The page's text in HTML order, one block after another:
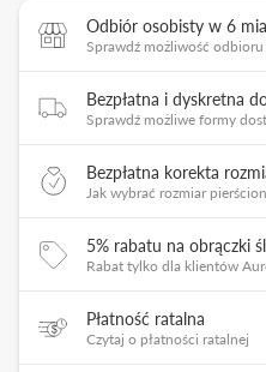
Odbiór osobisty w 6
Sprawdź możliwość
Bezpłatna i dyskretna
Sprawdź możliwe formy
Bezpłatna korekta
Jak wybrać rozmiar
5% rabatu na obrączki
Rabat tylko dla klientów
Płatność ratalna
Czytaj o płatności ratalnej